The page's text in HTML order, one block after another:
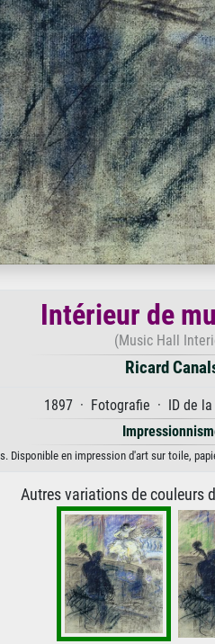
Intérieur de
(Music Hall
Ricard
1897 · Fotografie · ID de
Disponible en impression d'art sur toile,
Autres variations de couleurs